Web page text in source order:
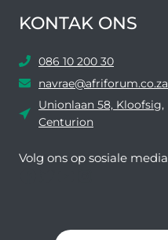
KONTAK ONS
086 10 200 30
navrae@afriforum.co.za
Unionlaan 58, Kloofsig,
Centurion
Volg ons ​​op sosiale media